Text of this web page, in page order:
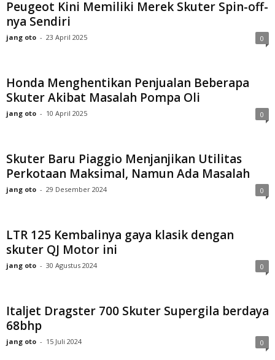
Peugeot Kini Memiliki Merek Skuter Spin-off-
nya Sendiri
jang oto - 23 April 2025 0
Honda Menghentikan Penjualan Beberapa
Skuter Akibat Masalah Pompa Oli
jang oto - 10 April 2025 0
Skuter Baru Piaggio Menjanjikan Utilitas
Perkotaan Maksimal, Namun Ada Masalah
jang oto - 29 Desember 2024 0
LTR 125 Kembalinya gaya klasik dengan
skuter QJ Motor ini
jang oto - 30 Agustus 2024 0
Italjet Dragster 700 Skuter Supergila berdaya
68bhp
jang oto - 15 Juli 2024 0